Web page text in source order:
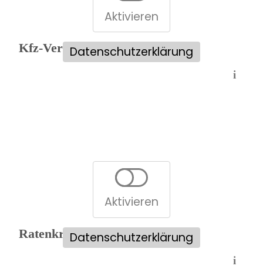
Aktivieren
Datenschutzerklärung
Kfz-Versicherungsvergleich:
i
Aktivieren
Datenschutzerklärung
Ratenkreditvergleich:
i